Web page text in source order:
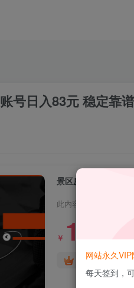
号日入83元 稳定靠
景区房票合作 被动
此内容为付费资源，请
￥ 1.99 ￥
DS中级会员免费
网站永久
每天签到，